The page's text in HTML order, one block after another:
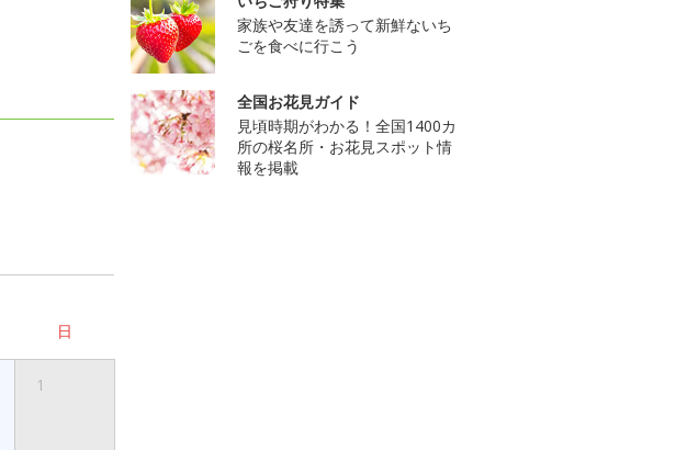
日
1
家族や友達を誘って新鮮ないち
ごを食べに行こう
全国お花見ガイド
見頃時期がわかる！全国1400カ
所の桜名所・お花見スポット情
報を掲載